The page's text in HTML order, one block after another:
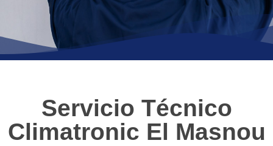
Servicio Técnico
Climatronic El Masnou